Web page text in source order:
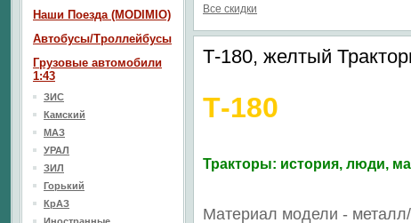
Все скидки
Т-180, желтый
Т-180
Тракторы: история, люди,
Материал модели -
Наши Поезда (MODIMIO)
Автобусы/Троллейбусы
Грузовые автомобили
1:43
ЗИС
Камский
МАЗ
УРАЛ
ЗИЛ
Горький
КрАЗ